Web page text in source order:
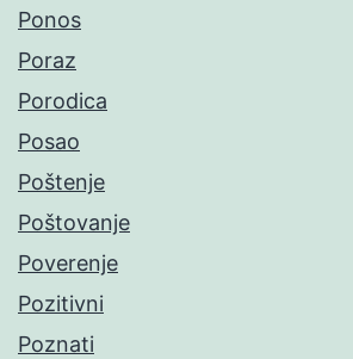
Ponos
Poraz
Porodica
Posao
Poštenje
Poštovanje
Poverenje
Pozitivni
Poznati